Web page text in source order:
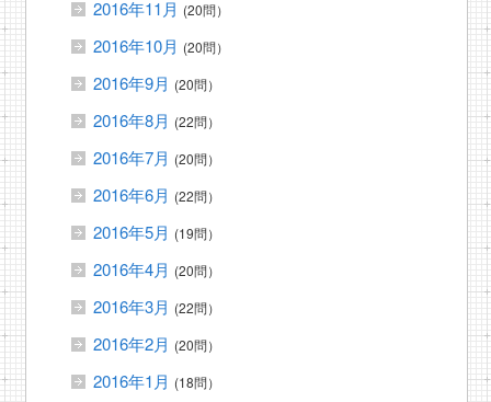
2016年11月 (20問）
2016年10月 (20問）
2016年9月 (20問）
2016年8月 (22問）
2016年7月 (20問）
2016年6月 (22問）
2016年5月 (19問）
2016年4月 (20問）
2016年3月 (22問）
2016年2月 (20問）
2016年1月 (18問）